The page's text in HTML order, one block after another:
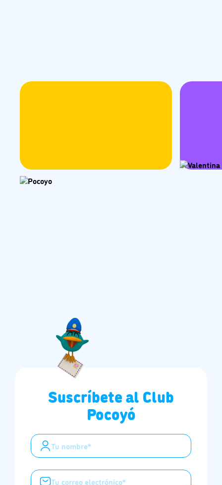
Suscríbete al Club
Pocoyó